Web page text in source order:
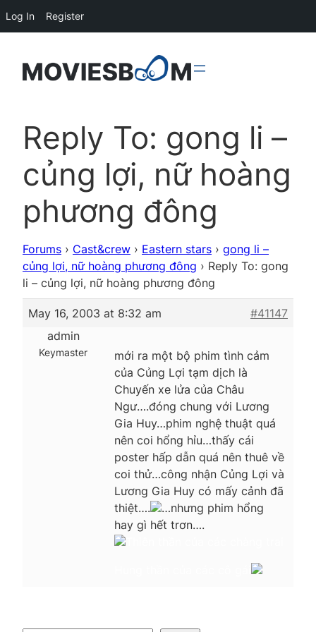
Reply To: gong li –
củng lợi, nữ hoàng
phương đông
Forums › Cast&crew › Eastern stars › gong li –
củng lợi, nữ hoàng phương đông › Reply To: gong
li – củng lợi, nữ hoàng phương đông
May 16, 2003 at 8:32 am
#41147
admin
Keymaster
mới ra một bộ phim tình cảm
của Củng Lợi tạm dịch là
Chuyến xe lửa của Châu
Ngư….đóng chung với Lương
Gia Huy…phim nghệ thuật quá
nên coi hổng hỉu…thấy cái
poster hấp dẫn quá nên thuê về
coi thử…công nhận Củng Lợi và
Lương Gia Huy có mấy cảnh đã
thiệt….
…nhưng phim hổng
hay gì hết trơn….
Log In Register